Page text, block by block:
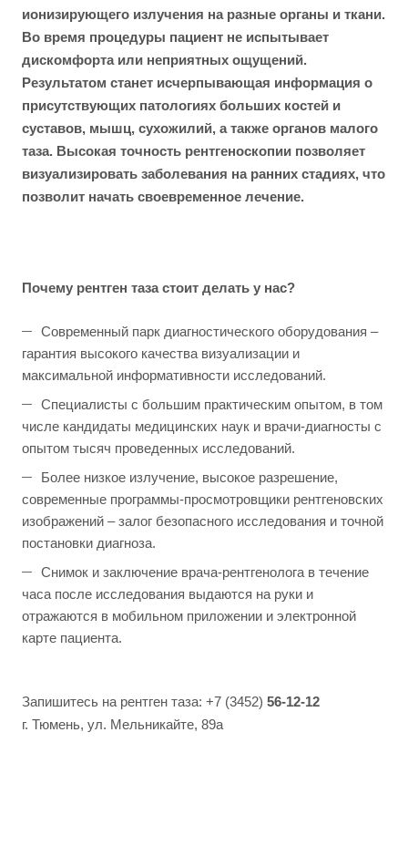
ионизирующего излучения на разные органы и ткани.
Во время процедуры пациент не испытывает
дискомфорта или неприятных ощущений.
Результатом станет исчерпывающая информация о
присутствующих патологиях больших костей и
суставов, мышц, сухожилий, а также органов малого
таза. Высокая точность рентгеноскопии позволяет
визуализировать заболевания на ранних стадиях, что
позволит начать своевременное лечение.
Почему рентген таза стоит делать у нас?
Современный парк диагностического оборудования –
гарантия высокого качества визуализации и
максимальной информативности исследований.
Специалисты с большим практическим опытом, в том
числе кандидаты медицинских наук и врачи-диагносты с
опытом тысяч проведенных исследований.
Более низкое излучение, высокое разрешение,
современные программы-просмотровщики рентгеновских
изображений – залог безопасного исследования и точной
постановки диагноза.
Снимок и заключение врача-рентгенолога в течение
часа после исследования выдаются на руки и
отражаются в мобильном приложении и электронной
карте пациента.
Запишитесь на рентген таза: +7 (3452) 56-12-12
г. Тюмень, ул. Мельникайте, 89а